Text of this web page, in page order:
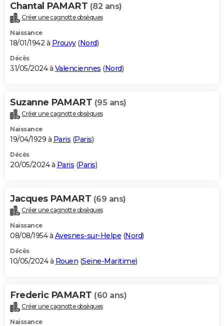
Chantal PAMART (82 ans)
Créer une cagnotte obsèques
Naissance
18/01/1942 à Prouvy(Nord)
Décès
31/05/2024 à Valenciennes (Nord)
Suzanne PAMART (95 ans)
Créer une cagnotte obsèques
Naissance
19/04/1929 à Paris (Paris)
Décès
20/05/2024 à Paris (Paris)
Jacques PAMART (69 ans)
Créer une cagnotte obsèques
Naissance
08/08/1954 à Avesnes-sur-Helpe (Nord)
Décès
10/05/2024 à Rouen (Seine-Maritime)
Frederic PAMART (60 ans)
Créer une cagnotte obsèques
Naissance